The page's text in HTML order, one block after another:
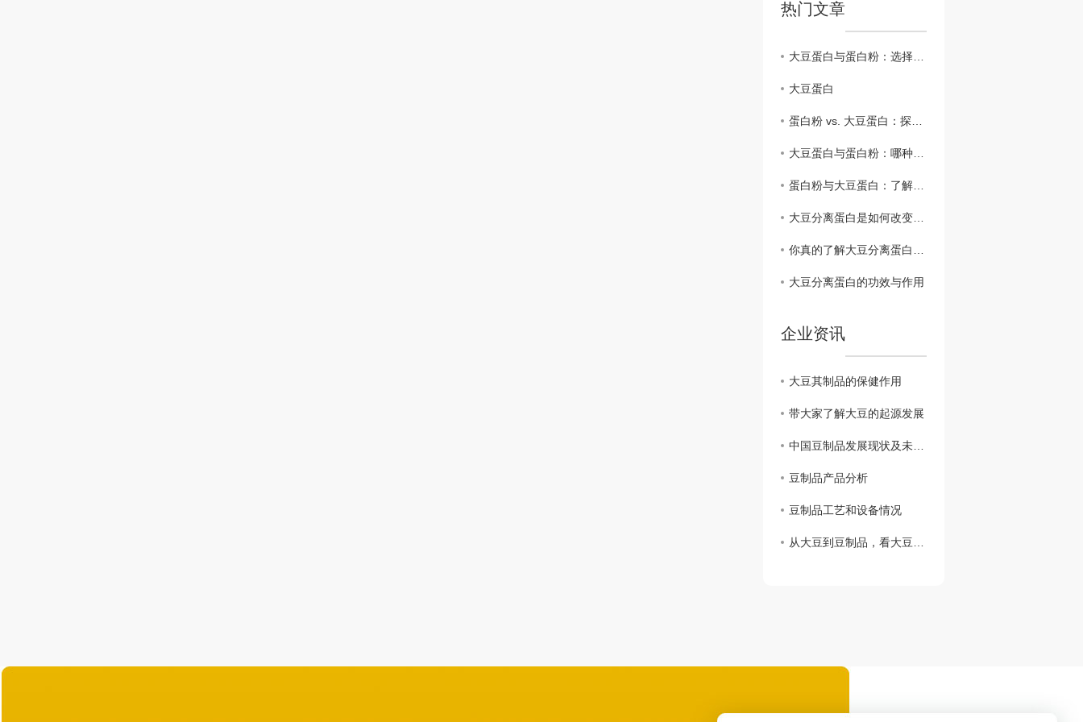
热门文章
大豆蛋白与蛋白粉：选择..蛋白来源的考虑因素
大豆蛋白
蛋白粉 vs. 大豆蛋白：探索不同蛋白质补充方案
大豆蛋白与蛋白粉：哪种更适合你的健身需求？
蛋白粉与大豆蛋白：了解两者之间的区别和功效
大豆分离蛋白是如何改变肉制品结构的
你真的了解大豆分离蛋白么？
大豆分离蛋白的功效与作用
企业资讯
大豆其制品的保健作用
带大家了解大豆的起源发展
中国豆制品发展现状及未来目标分析
豆制品产品分析
豆制品工艺和设备情况
从大豆到豆制品，看大豆“七十二”变